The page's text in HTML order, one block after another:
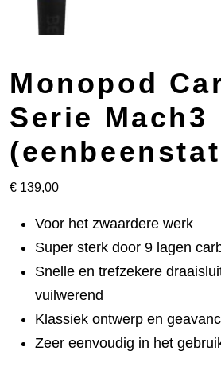
Monopod
Serie Mach3
€ 139,00
Voor het zwaardere werk
Super sterk door 9 lagen
Snelle en trefzekere
vuilwerend
Klassiek ontwerp en
Zeer eenvoudig in het